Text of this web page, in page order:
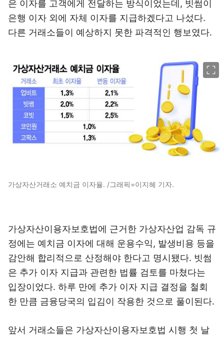
은 이자를 고객에게 전달하는 방식이었는데, 빗썸이
은행 이자 외에 자체 이자를 지급하겠다고 나섰다.
다른 거래소들이 예상하지 못한 파격적인 행보였다.
가상자산거래소 예치금 이자율. /그래픽=이지혜 기자.
가상자산이용자보호법에 근거한 가상자산업 감독 규
정에는 예치금 이자에 대해 운용수익, 발생비용 등을
감안해 합리적으로 산정해야 한다고 명시됐다. 빗썸
은 추가 이자 지급과 관련한 법률 검토를 마쳤다는
입장이었다. 하루 만에 추가 이자 지급 결정을 철회
한 만큼 금융당국의 입김이 작용한 것으로 풀이된다.
앞서 거래소들은 가상자산이용자보호법 시행 첫 날